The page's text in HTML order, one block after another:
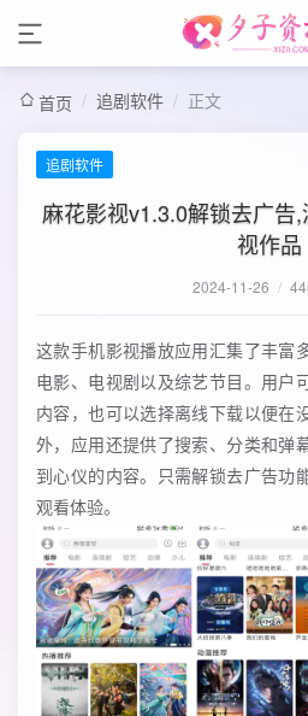
首页 / 追剧软件 / 正文
追剧软件
麻花影视v1.3.0解锁去广告
视作品
2024-11-26 /
这款手机影视播放应用汇集了丰富
电影、电视剧以及综艺节目。用户
内容，也可以选择离线下载以便在
外，应用还提供了搜索、分类和弹
到心仪的内容。只需解锁去广告功
观看体验。